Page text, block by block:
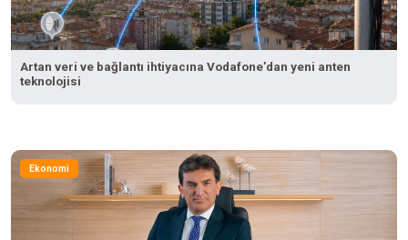
Artan veri ve bağlantı ihtiyacına Vodafone’dan yeni anten
teknolojisi
Ekonomi